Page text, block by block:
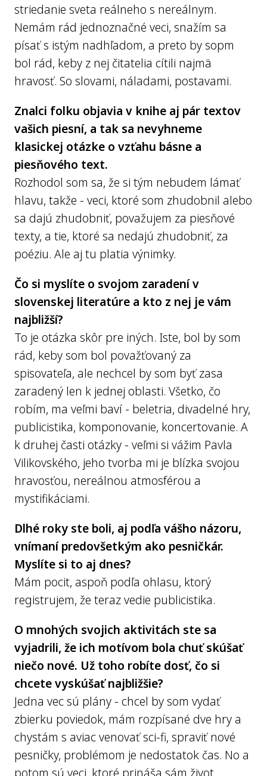
striedanie sveta reálneho s nereálnym.
Nemám rád jednoznačné veci, snažím sa
písať s istým nadhľadom, a preto by sopm
bol rád, keby z nej čitatelia cítili najmä
hravosť. So slovami, náladami, postavami.
Znalci folku objavia v knihe aj pár textov
vašich piesní, a tak sa nevyhneme
klasickej otázke o vzťahu básne a
piesňového text.
Rozhodol som sa, že si tým nebudem lámať
hlavu, takže - veci, ktoré som zhudobnil alebo
sa dajú zhudobniť, považujem za piesňové
texty, a tie, ktoré sa nedajú zhudobniť, za
poéziu. Ale aj tu platia výnimky.
Čo si myslíte o svojom zaradení v
slovenskej literatúre a kto z nej je vám
najbližší?
To je otázka skôr pre iných. Iste, bol by som
rád, keby som bol považťovaný za
spisovateľa, ale nechcel by som byť zasa
zaradený len k jednej oblasti. Všetko, čo
robím, ma veľmi baví - beletria, divadelné hry,
publicistika, komponovanie, koncertovanie. A
k druhej časti otázky - veľmi si vážim Pavla
Vilikovského, jeho tvorba mi je blízka svojou
hravosťou, nereálnou atmosférou a
mystifikáciami.
Dlhé roky ste boli, aj podľa vášho názoru,
vnímaní predovšetkým ako pesničkár.
Myslíte si to aj dnes?
Mám pocit, aspoň podľa ohlasu, ktorý
registrujem, že teraz vedie publicistika.
O mnohých svojich aktivitách ste sa
vyjadrili, že ich motívom bola chuť skúšať
niečo nové. Už toho robíte dosť, čo si
chcete vyskúšať najbližšie?
Jedna vec sú plány - chcel by som vydať
zbierku poviedok, mám rozpísané dve hry a
chystám s aviac venovať sci-fi, spraviť nové
pesničky, problémom je nedostatok čas. No a
potom sú veci, ktoré prináša sám život.